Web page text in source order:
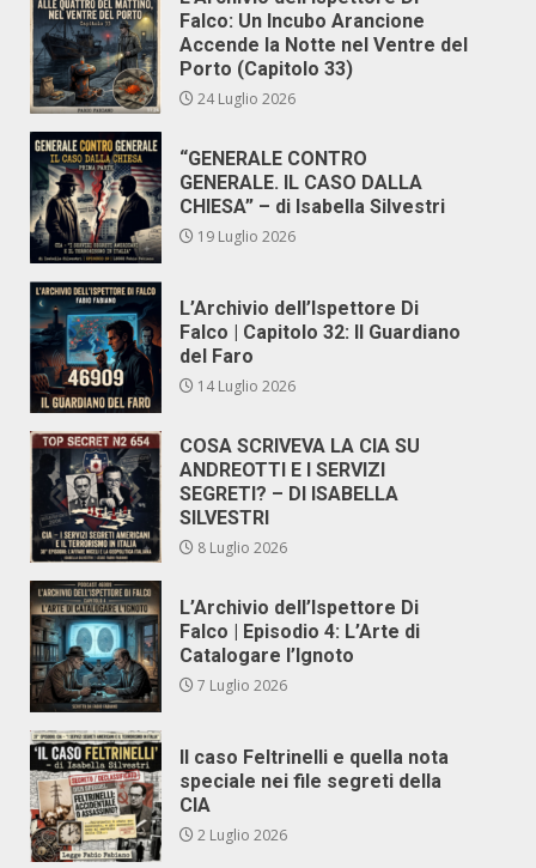
Falco: Un Incubo Arancione
Accende la Notte nel Ventre del
Porto (Capitolo 33)
24 Luglio 2026
“GENERALE CONTRO
GENERALE. IL CASO DALLA
CHIESA” – di Isabella Silvestri
19 Luglio 2026
L’Archivio dell’Ispettore Di
Falco | Capitolo 32: Il Guardiano
del Faro
14 Luglio 2026
COSA SCRIVEVA LA CIA SU
ANDREOTTI E I SERVIZI
SEGRETI? – DI ISABELLA
SILVESTRI
8 Luglio 2026
L’Archivio dell’Ispettore Di
Falco | Episodio 4: L’Arte di
Catalogare l’Ignoto
7 Luglio 2026
Il caso Feltrinelli e quella nota
speciale nei file segreti della
CIA
2 Luglio 2026